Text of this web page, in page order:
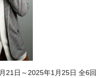
21日～2025年1月25日 全6回